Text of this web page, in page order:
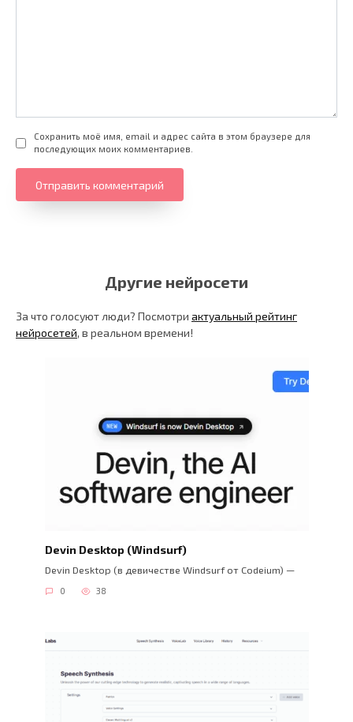
Сохранить моё имя, email и адрес сайта в этом браузере для
последующих моих комментариев.
Другие нейросети
За что голосуют люди? Посмотри актуальный рейтинг
нейросетей, в реальном времени!
Devin Desktop (Windsurf)
Devin Desktop (в девичестве Windsurf от Codeium) —
0 38